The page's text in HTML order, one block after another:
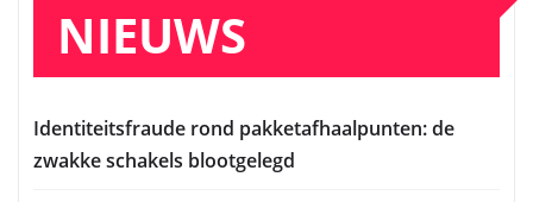
NIEUWS
Identiteitsfraude rond pakketafhaalpunten: de
zwakke schakels blootgelegd